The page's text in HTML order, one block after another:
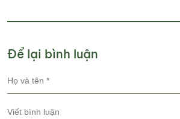
Để lại bình luận